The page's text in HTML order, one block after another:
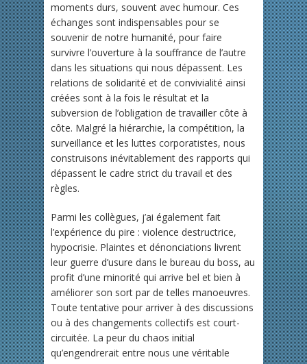
moments durs, souvent avec humour. Ces
échanges sont indispensables pour se
souvenir de notre humanité, pour faire
survivre l’ouverture à la souffrance de l’autre
dans les situations qui nous dépassent. Les
relations de solidarité et de convivialité ainsi
créées sont à la fois le résultat et la
subversion de l’obligation de travailler côte à
côte. Malgré la hiérarchie, la compétition, la
surveillance et les luttes corporatistes, nous
construisons inévitablement des rapports qui
dépassent le cadre strict du travail et des
règles.
Parmi les collègues, j’ai également fait
l’expérience du pire : violence destructrice,
hypocrisie. Plaintes et dénonciations livrent
leur guerre d’usure dans le bureau du boss, au
profit d’une minorité qui arrive bel et bien à
améliorer son sort par de telles manoeuvres.
Toute tentative pour arriver à des discussions
ou à des changements collectifs est court-
circuitée. La peur du chaos initial
qu’engendrerait entre nous une véritable